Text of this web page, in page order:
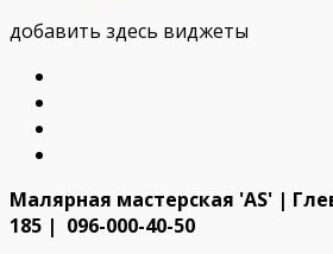
добавить здесь виджеты
Малярная мастерская 'AS' |
185 | 096-000-40-50